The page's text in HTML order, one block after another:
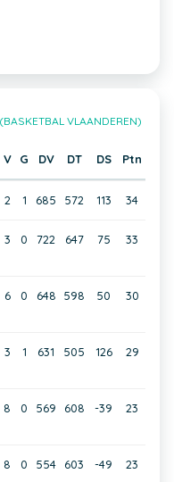
VLAANDEREN)
V G DV DT DS Ptn
2 1 685 572 113 34
3 0 722 647 75 33
6 0 648 598 50 30
3 1 631 505 126 29
8 0 569 608 -39 23
8 0 554 603 -49 23